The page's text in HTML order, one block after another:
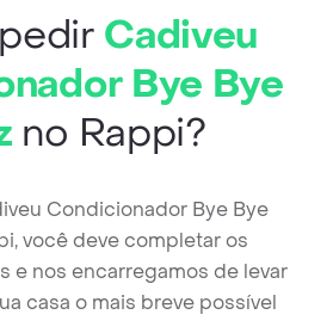
Cadiveu
Bye Bye
no Rappi?
Condicionador Bye Bye
você deve completar os
e nos encarregamos de levar
casa o mais breve possível